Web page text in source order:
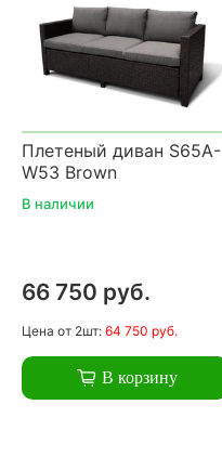
Плетеный диван S65A-
W53 Brown
В наличии
66 750 руб.
Цена от 2шт: 64 750 руб.
В корзину